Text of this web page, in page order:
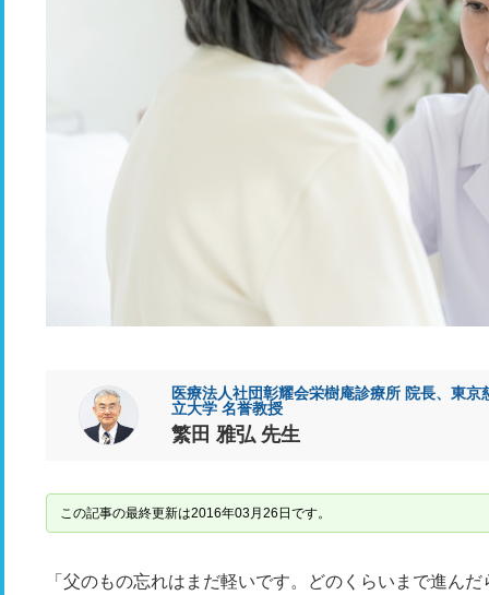
医療法人社団彰耀会栄樹庵診療所 院長、東
立大学 名誉教授
繁田 雅弘 先生
この記事の最終更新は2016年03月26日です。
「父のもの忘れはまだ軽いです。どのくらいまで進ん